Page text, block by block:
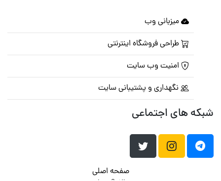
میزبانی وب
طراحی فروشگاه اینترنتی
امنیت وب سایت
نگهداری و پشتیبانی سایت
شبکه های اجتماعی
صفحه اصلی